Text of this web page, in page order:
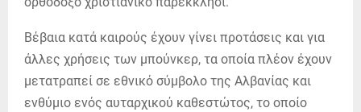
Βέβαια κατά καιρούς έχουν γίνει προτάσεις και για
άλλες χρήσεις των μπούνκερ, τα οποία πλέον έχουν
μετατραπεί σε εθνικό σύμβολο της Αλβανίας και
ενθύμιο ενός αυταρχικού καθεστώτος, το οποίο